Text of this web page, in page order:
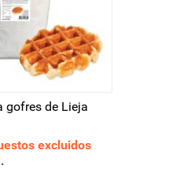
gofres de Lieja
excluidos